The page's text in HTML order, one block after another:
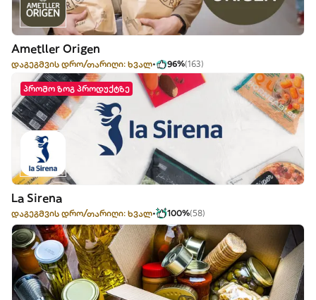
Ametller Origen
დაგეგმვის დრო/თარიღი: ხვალ 96%(163)
პრომო ზოგ პროდუქტზე
La Sirena
დაგეგმვის დრო/თარიღი: ხვალ 100%(58)